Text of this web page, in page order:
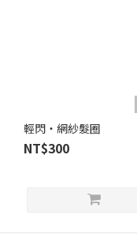
輕閃・網紗髮圈
NT$300